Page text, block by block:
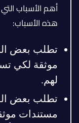
أهم الأسباب
هذه الأسباب:
تطلب بعض
موثقة لكي
لهم.
تطلب بعض
مستندات